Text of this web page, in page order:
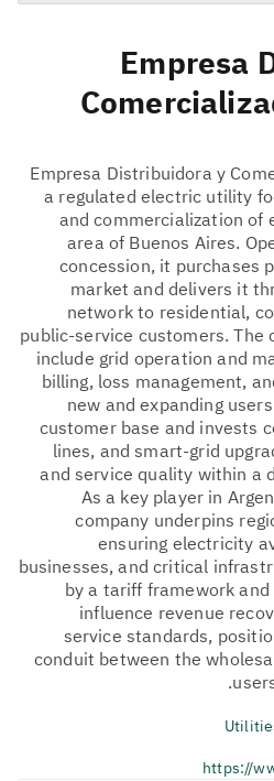
Empresa
Empresa Distribuidora y
a regulated electric utility
and commercialization
area of Buenos Aires.
concession, it purchases
market and delivers it
network to residential,
public-service customers. The
include grid operation and
billing, loss management,
new and expanding
customer base and invests
lines, and smart‑grid
and service quality within a
As a key player in
company underpins
ensuring electricity
businesses, and critical
by a tariff framework
influence revenue
service standards,
conduit between the
https://